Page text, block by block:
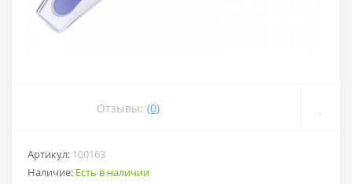
Отзывы: (0)
Артикул: 100163
Наличие: Есть в наличии